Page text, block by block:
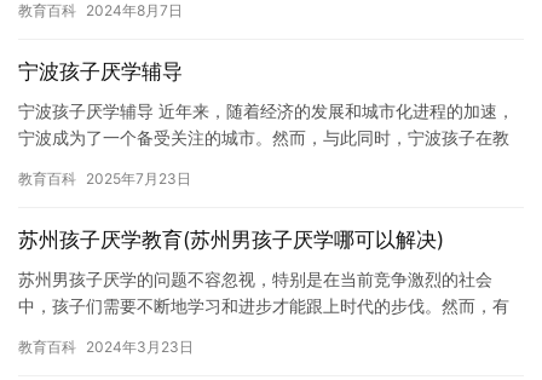
考上…
教育百科 2024年8月7日
宁波孩子厌学辅导
宁波孩子厌学辅导 近年来，随着经济的发展和城市化进程的加速，
宁波成为了一个备受关注的城市。然而，与此同时，宁波孩子在教
等原…
教育百科 2025年7月23日
苏州孩子厌学教育(苏州男孩子厌学哪可以解决)
苏州男孩子厌学的问题不容忽视，特别是在当前竞争激烈的社会
中，孩子们需要不断地学习和进步才能跟上时代的步伐。然而，有
甚至失去…
教育百科 2024年3月23日